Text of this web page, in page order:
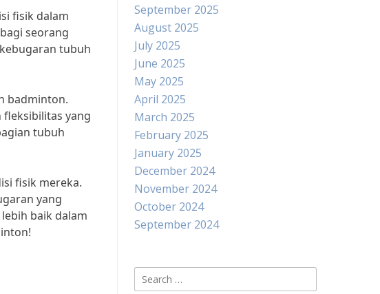
fisik dalam
seorang
tubuh
badminton.
fleksibilitas yang
tubuh
fisik mereka.
yang
baik dalam
September 2025
August 2025
July 2025
June 2025
May 2025
April 2025
March 2025
February 2025
January 2025
December 2024
November 2024
October 2024
September 2024
Search